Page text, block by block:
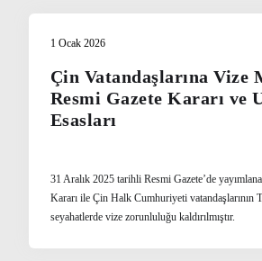
1 Ocak 2026
Çin Vatandaşlarına Vize
Resmi Gazete Kararı ve
Esasları
31 Aralık 2025 tarihli Resmi Gazete’de
Kararı ile Çin Halk Cumhuriyeti vatandaşlarının
seyahatlerde vize zorunluluğu kaldırılmıştır.